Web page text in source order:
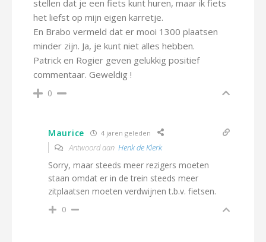
stellen dat je een fiets kunt huren, maar ik fiets
het liefst op mijn eigen karretje.
En Brabo vermeld dat er mooi 1300 plaatsen
minder zijn. Ja, je kunt niet alles hebben.
Patrick en Rogier geven gelukkig positief
commentaar. Geweldig !
0
Maurice 4 jaren geleden
Antwoord aan Henk de Klerk
Sorry, maar steeds meer rezigers moeten
staan omdat er in de trein steeds meer
zitplaatsen moeten verdwijnen t.b.v. fietsen.
0